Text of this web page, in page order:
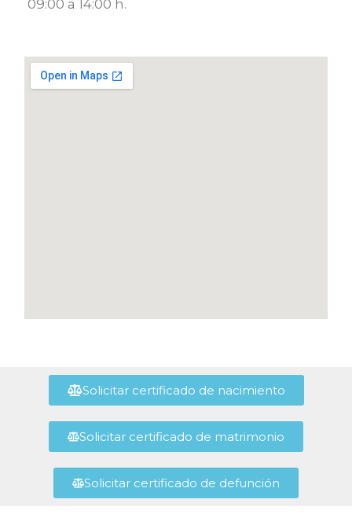
09:00 a 14:00 h.
Solicitar certificado de nacimiento
Solicitar certificado de matrimonio
Solicitar certificado de defunción